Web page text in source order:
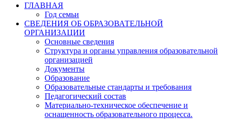
ГЛАВНАЯ
Год семьи
СВЕДЕНИЯ ОБ ОБРАЗОВАТЕЛЬНОЙ
ОРГАНИЗАЦИИ
Основные сведения
Структура и органы управления образовательной
организацией
Документы
Образование
Образовательные стандарты и требования
Педагогический состав
Материально-техническое обеспечение и
оснащенность образовательного процесса.